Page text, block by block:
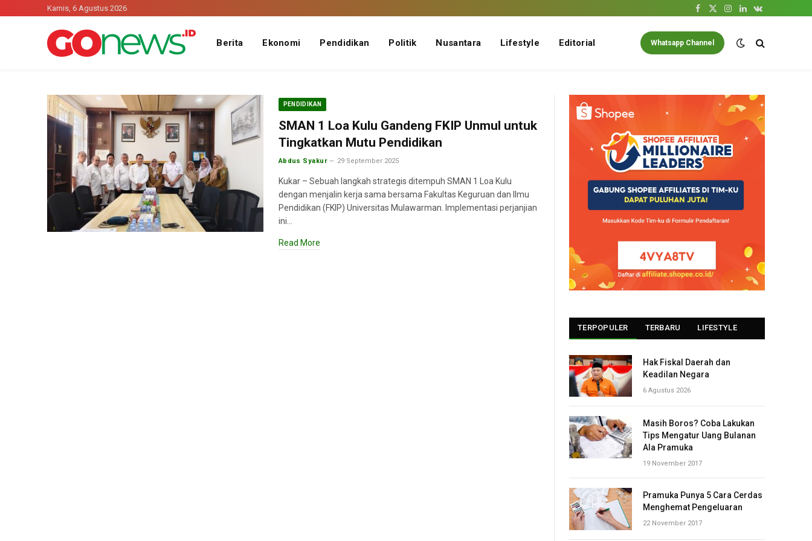
Kamis, 6 Agustus 2026
Facebook
X
Instagram
LinkedInVKontakte
Berita Ekonomi Pendidikan Politik Nusantara Lifestyle Editorial Whatsapp Channel
PENDIDIKAN
SMAN 1 Loa Kulu Gandeng FKIP Unmul untuk
Tingkatkan Mutu Pendidikan
Abdus Syakur 29 September 2025
Kukar – Sebuah langkah strategis ditempuh SMAN 1 Loa Kulu
dengan menjalin kerja sama bersama Fakultas Keguruan dan Ilmu
Pendidikan (FKIP) Universitas Mulawarman. Implementasi perjanjian
ini…
Read More
TERPOPULER TERBARU LIFESTYLE
Hak Fiskal Daerah dan
Keadilan Negara
6 Agustus 2026
Masih Boros? Coba Lakukan
Tips Mengatur Uang Bulanan
Ala Pramuka
19 November 2017
Pramuka Punya 5 Cara Cerdas
Menghemat Pengeluaran
22 November 2017